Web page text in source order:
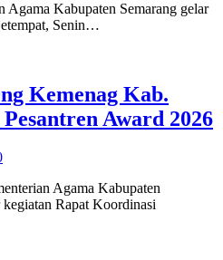
Kabupaten Semarang gelar
Senin…
Kemenag Kab.
Award 2026
Agama Kabupaten
kegiatan Rapat Koordinasi